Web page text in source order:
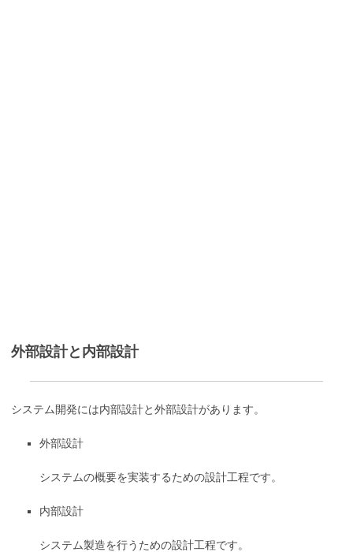
外部設計と内部設計
システム開発には内部設計と外部設計があります。
外部設計
システムの概要を実装するための設計工程です。
内部設計
システム製造を行うための設計工程です。